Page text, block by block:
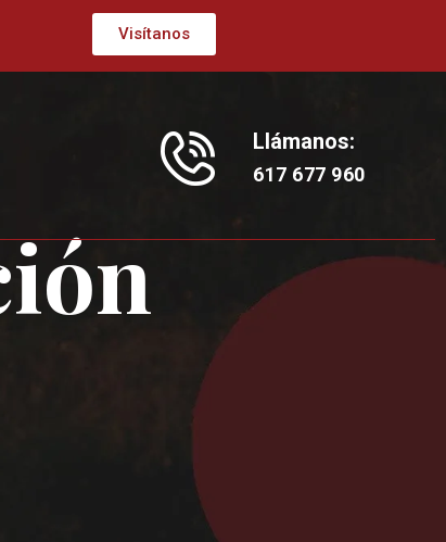
Visítanos
Llámanos:
617 677 960